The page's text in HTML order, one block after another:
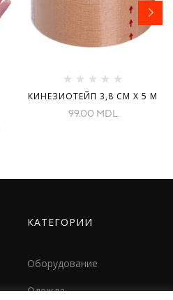
КИНЕЗИОТЕЙП 3,8 СМ X 5 М
99.00 MDL
КАТЕГОРИИ
Оборудование
Одежда